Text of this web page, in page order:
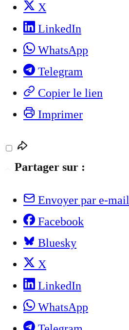
X
LinkedIn
WhatsApp
Telegram
Copier le lien
Imprimer
Partager sur :
Envoyer par e-mail
Facebook
Bluesky
X
LinkedIn
WhatsApp